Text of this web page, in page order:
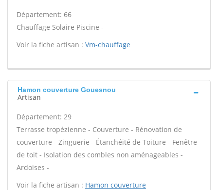
Département: 66
Chauffage Solaire Piscine -
Voir la fiche artisan : Vm-chauffage
Hamon couverture Gouesnou
Artisan
Département: 29
Terrasse tropézienne - Couverture - Rénovation de
couverture - Zinguerie - Étanchéité de Toiture - Fenêtre
de toit - Isolation des combles non aménageables -
Ardoises -
Voir la fiche artisan : Hamon couverture